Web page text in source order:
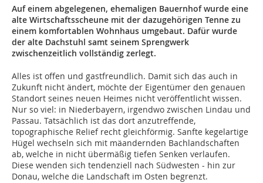
Auf einem abgelegenen, ehemaligen Bauernhof wurde eine
alte Wirtschaftsscheune mit der dazugehörigen Tenne zu
einem komfortablen Wohnhaus umgebaut. Dafür wurde
der alte Dachstuhl samt seinem Sprengwerk
zwischenzeitlich vollständig zerlegt.
Alles ist offen und gastfreundlich. Damit sich das auch in
Zukunft nicht ändert, möchte der Eigentümer den genauen
Standort seines neuen Heimes nicht veröffentlicht wissen.
Nur so viel: in Niederbayern, irgendwo zwischen Lindau und
Passau. Tatsächlich ist das dort anzutreffende,
topographische Relief recht gleichförmig. Sanfte kegelartige
Hügel wechseln sich mit mäandernden Bachlandschaften
ab, welche in nicht übermäßig tiefen Senken verlaufen.
Diese wenden sich tendenziell nach Südwesten - hin zur
Donau, welche die Landschaft im Osten begrenzt.